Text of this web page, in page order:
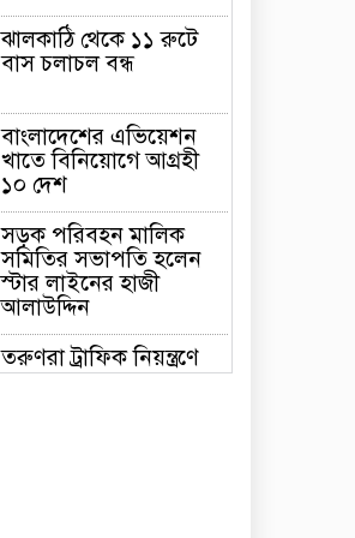
ঝালকাঠি থেকে ১১ রুটে
বাস চলাচল বন্ধ
বাংলাদেশের এভিয়েশন
খাতে বিনিয়োগে আগ্রহী
১০ দেশ
সড়ক পরিবহন মালিক
সমিতির সভাপতি হলেন
স্টার লাইনের হাজী
আলাউদ্দিন
তরুণরা ট্রাফিক নিয়ন্ত্রণে
নামুক আবার